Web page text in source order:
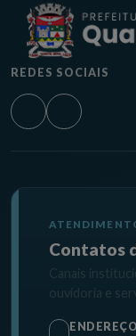
REDES SOCIAIS
Contatos
Canais
ouvidoria e
ENDEREÇO